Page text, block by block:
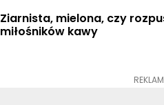
Ziarnista, mielona, czy
miłośników kawy